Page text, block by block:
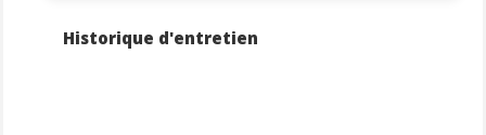
Historique d'entretien